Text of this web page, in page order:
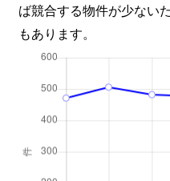
ば競合する物件が少ない
もあります。